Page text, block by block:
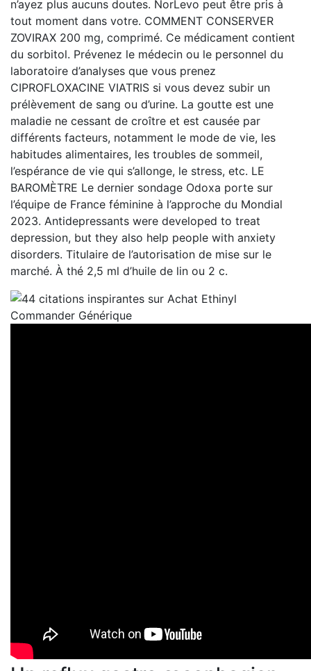
n’ayez plus aucuns doutes. NorLevo peut être pris à
tout moment dans votre. COMMENT CONSERVER
ZOVIRAX 200 mg, comprimé. Ce médicament contient
du sorbitol. Prévenez le médecin ou le personnel du
laboratoire d’analyses que vous prenez
CIPROFLOXACINE VIATRIS si vous devez subir un
prélèvement de sang ou d’urine. La goutte est une
maladie ne cessant de croître et est causée par
différents facteurs, notamment le mode de vie, les
habitudes alimentaires, les troubles de sommeil,
l’espérance de vie qui s’allonge, le stress, etc. LE
BAROMÈTRE Le dernier sondage Odoxa porte sur
l’équipe de France féminine à l’approche du Mondial
2023. Antidepressants were developed to treat
depression, but they also help people with anxiety
disorders. Titulaire de l’autorisation de mise sur le
marché. À thé 2,5 ml d’huile de lin ou 2 c.